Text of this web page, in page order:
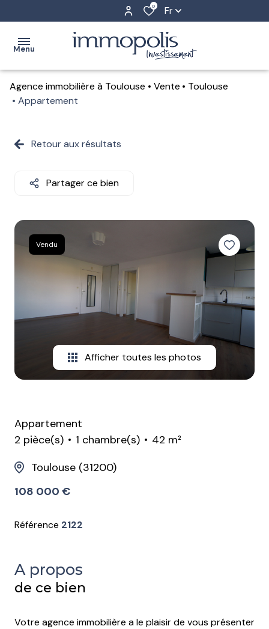
0 Fr
Menu
accueil
estimation
location
locative
l'agence
contactez-
Agence immobilière à Toulouse Vente
Toulouse
Appartement
Retour aux résultats
Partager ce bien
Vendu
Afficher toutes les photos
Appartement
2 pièce(s)
1 chambre(s)
42 m²
Toulouse (31200)
108 000 €
Référence 2122
A propos
de ce bien
Votre agence immobilière a le plaisir de vous présenter